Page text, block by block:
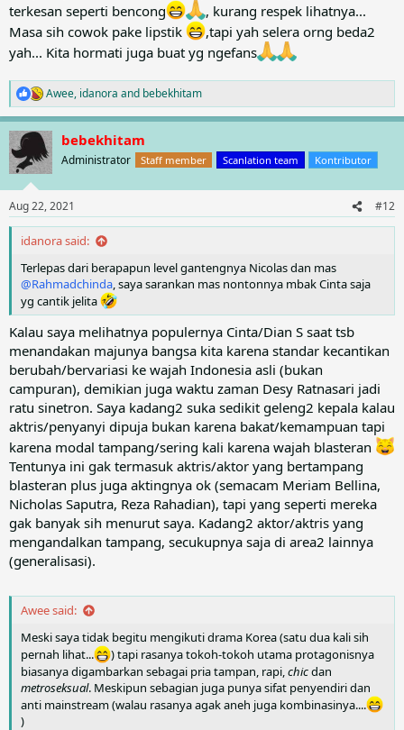
Jadi teringat kata salah satu guru saya, "Cantik atau ganteng itu
relatif. Jelek itu absolut." Nah, jadi jangan kawatir, Mas
@Rahmadchinda , jika ada orang yang bilang kita tidak ganteng,
pasti ada orang lain yang akan bilang kita ganteng. Sekurang-
kurangnya istri sendiri...
terkesan seperti bencong
, kurang respek lihatnya...
Masa sih cowok pake lipstik
,tapi yah selera orng beda2
yah... Kita hormati juga buat yg ngefans
R
e
a
c
t
i
s
:
Awee, idanora and bebekhitam
bebekhitam
Administrator Staff member Scanlation team Kontributor
Aug 22, 2021 #12
idanora said:
Terlepas dari berapapun level gantengnya Nicolas dan mas
@Rahmadchinda, saya sarankan mas nontonnya mbak Cinta saja
yg cantik jelita
Kalau saya melihatnya populernya Cinta/Dian S saat tsb
menandakan majunya bangsa kita karena standar kecantikan
berubah/bervariasi ke wajah Indonesia asli (bukan
campuran), demikian juga waktu zaman Desy Ratnasari jadi
ratu sinetron. Saya kadang2 suka sedikit geleng2 kepala kalau
aktris/penyanyi dipuja bukan karena bakat/kemampuan tapi
karena modal tampang/sering kali karena wajah blasteran
Tentunya ini gak termasuk aktris/aktor yang bertampang
blasteran plus juga aktingnya ok (semacam Meriam Bellina,
Nicholas Saputra, Reza Rahadian), tapi yang seperti mereka
gak banyak sih menurut saya. Kadang2 aktor/aktris yang
mengandalkan tampang, secukupnya saja di area2 lainnya
(generalisasi).
Awee said:
Meski saya tidak begitu mengikuti drama Korea (satu dua kali sih
pernah lihat...
) tapi rasanya tokoh-tokoh utama protagonisnya
biasanya digambarkan sebagai pria tampan, rapi, chicdan
metroseksual. Meskipun sebagian juga punya sifat penyendiri dan
anti mainstream (walau rasanya agak aneh juga kombinasinya....
)